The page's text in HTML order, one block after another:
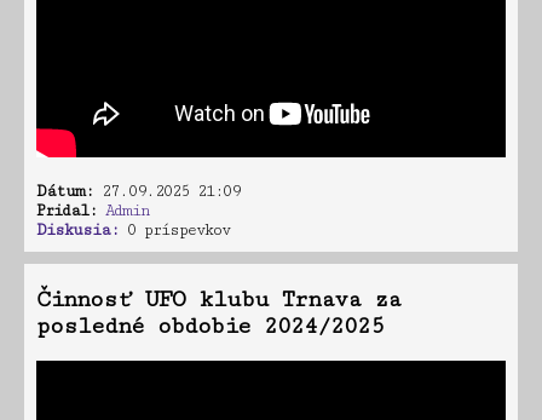
Dátum: 27.09.2025 21:09
Pridal: Admin
Diskusia: 0 príspevkov
Činnosť UFO klubu Trnava za
posledné obdobie 2024/2025